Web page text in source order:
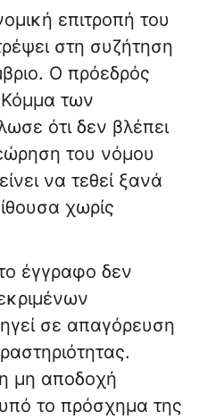
επιτροπή του
στη συζήτηση
Ο πρόεδρός
των
ότι δεν βλέπει
του νόμου
να τεθεί ξανά
χωρίς
έγγραφο δεν
σε απαγόρευση
μη αποδοχή
το πρόσχημα της